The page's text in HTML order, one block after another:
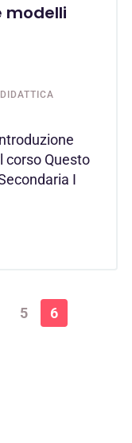
modelli
DIDATTICA
corso Questo
I
5 6